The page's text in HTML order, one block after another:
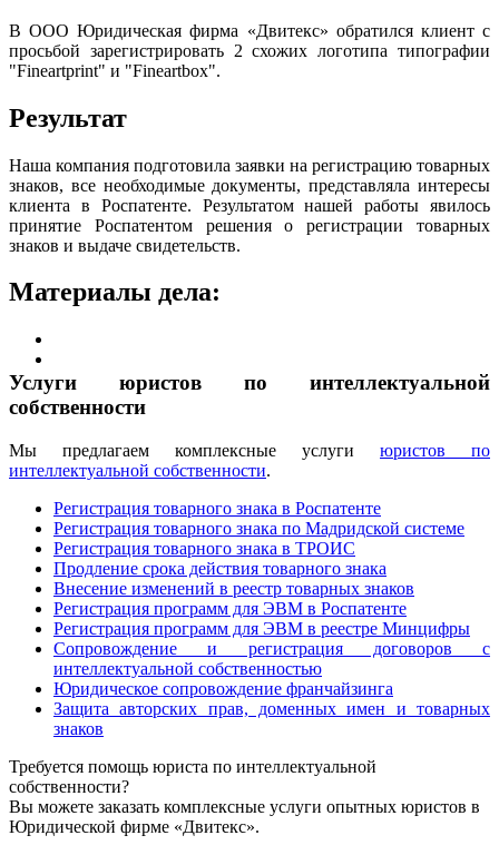
В ООО Юридическая фирма «Двитекс» обратился клиент с
просьбой зарегистрировать 2 схожих логотипа типографии
"Fineartprint" и "Fineartbox".
Результат
Наша компания подготовила заявки на регистрацию товарных
знаков, все необходимые документы, представляла интересы
клиента в Роспатенте. Результатом нашей работы явилось
принятие Роспатентом решения о регистрации товарных
знаков и выдаче свидетельств.
Материалы дела:
Услуги юристов по интеллектуальной
собственности
Мы предлагаем комплексные услуги юристов по
интеллектуальной собственности.
Регистрация товарного знака в Роспатенте
Регистрация товарного знака по Мадридской системе
Регистрация товарного знака в ТРОИС
Продление срока действия товарного знака
Внесение изменений в реестр товарных знаков
Регистрация программ для ЭВМ в Роспатенте
Регистрация программ для ЭВМ в реестре Минцифры
Сопровождение и регистрация договоров с
интеллектуальной собственностью
Юридическое сопровождение франчайзинга
Защита авторских прав, доменных имен и товарных
знаков
Требуется помощь юриста по интеллектуальной
собственности?
Вы можете заказать комплексные услуги опытных юристов в
Юридической фирме «Двитекс».